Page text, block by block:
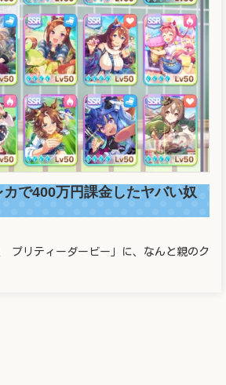
で400万円課金したヤバい奴
プリティーダービー」に、なんと親のク